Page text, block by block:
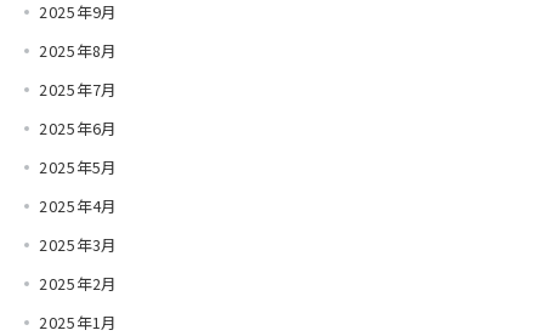
2025年9月
2025年8月
2025年7月
2025年6月
2025年5月
2025年4月
2025年3月
2025年2月
2025年1月